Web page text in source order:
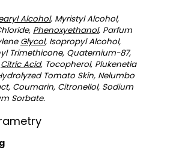
Alcohol, Myristyl Alcohol,
Phenoxyethanol, Parfum
Glycol, Isopropyl Alcohol,
Trimethicone, Quaternium-87,
Citric Acid, Tocopherol, Plukenetia
Tomato Skin, Nelumbo
Coumarin, Citronellol, Sodium
Sorbate.